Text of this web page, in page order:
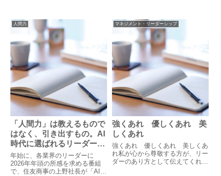
人間力
「人間力」は教えるもので
はなく、引き出すもの。AI
時代に選ばれるリーダーの
「あり方」と承認の力
年始に、各業界のリーダーに
2026年年頭の所感を求める番組
で、住友商事の上野社長が「AI×
マネジメント・リーダーシップ
強くあれ 優しくあれ 美
しくあれ
強くあれ 優しくあれ 美しくあ
れ私が心から尊敬する方が、リー
ダーのあり方として伝えてくれた